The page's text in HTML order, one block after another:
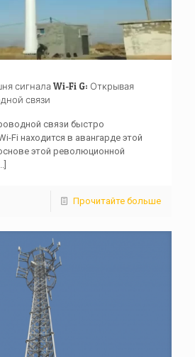
сигнала Wi-Fi G: Открывая
связи
связи быстро
Fi находится в авангарде этой
этой революционной
Прочитайте больше